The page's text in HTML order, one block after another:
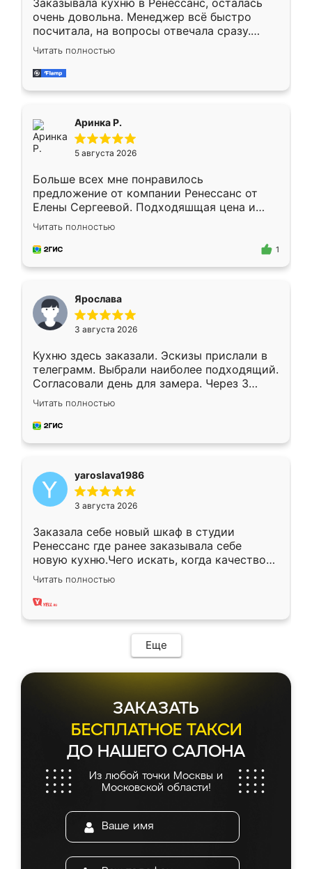
Заказывала кухню в Ренессанс, осталась
очень довольна. Менеджер всё быстро
посчитала, на вопросы отвечала сразу.
Замерщик приехал в субботу, подошёл к
делу со всей ответственностью. Собрали
за день, ребята работали аккуратно, даже
Читать полностью
Аринка Р.
5 августа 2026
Больше всех мне понравилось
предложение от компании Ренессанс от
Елены Сергеевой. Подходяшщая цена и
короткие сроки изготовления. Приехавший
для замера сотрудник Владислав
предложил по моему эскизу самый
Читать полностью
1
Ярослава
3 августа 2026
Кухню здесь заказали. Эскизы прислали в
телеграмм. Выбрали наиболее подходящий.
Согласовали день для замера. Через 3
недели кухня была уже готова. Остались
довольны работой. Спасибо Ренессанс
мебель за качественную работу!
Читать полностью
yaroslava1986
3 августа 2026
Заказала себе новый шкаф в студии
Ренессанс где ранее заказывала себе
новую кухню.Чего искать, когда качеством
вполне довольна. Служит кухня уже почти
два года, нареканий нет.
Читать полностью
Еще
ЗАКАЗАТЬ
БЕСПЛАТНОЕ ТАКСИ
ДО НАШЕГО САЛОНА
Из любой точки Москвы и
Московской области!